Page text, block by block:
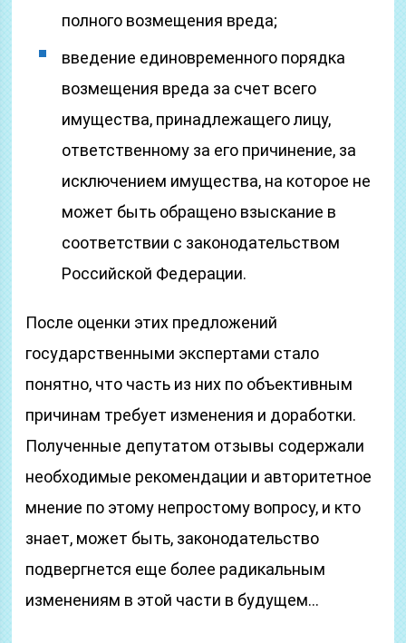
полного возмещения вреда;
введение единовременного порядка
возмещения вреда за счет всего
имущества, принадлежащего лицу,
ответственному за его причинение, за
исключением имущества, на которое не
может быть обращено взыскание в
соответствии с законодательством
Российской Федерации.
После оценки этих предложений
государственными экспертами стало
понятно, что часть из них по объективным
причинам требует изменения и доработки.
Полученные депутатом отзывы содержали
необходимые рекомендации и авторитетное
мнение по этому непростому вопросу, и кто
знает, может быть, законодательство
подвергнется еще более радикальным
изменениям в этой части в будущем…